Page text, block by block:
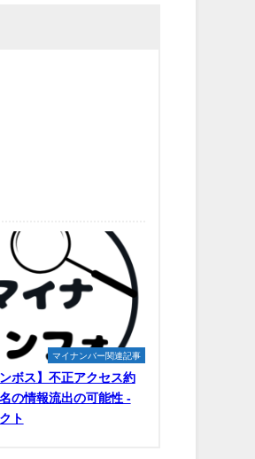
マイナンバー関連記事
ボス】不正アクセス約
の情報流出の可能性 -
ト